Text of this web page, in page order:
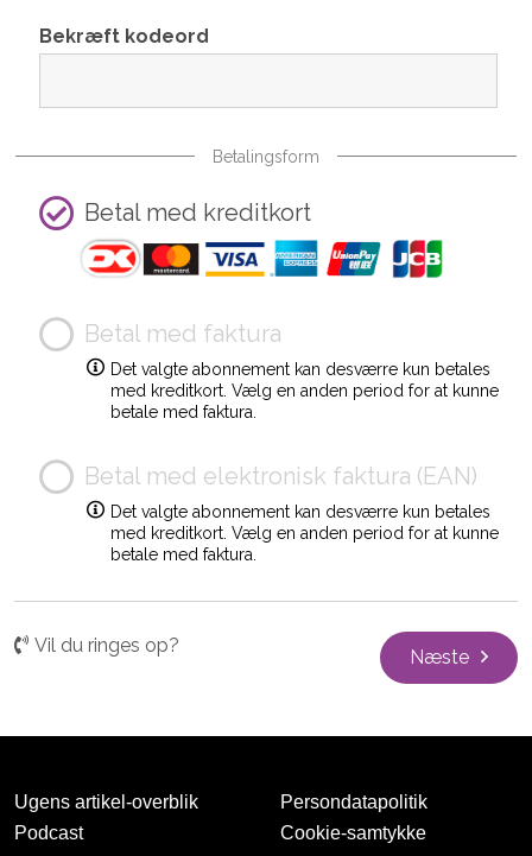
Bekræft kodeord
Betalingsform
Betal med kreditkort
Betal med faktura
Det valgte abonnement kan desværre kun betales
med kreditkort. Vælg en anden period for at kunne
betale med faktura.
Betal med elektronisk faktura (EAN)
Det valgte abonnement kan desværre kun betales
med kreditkort. Vælg en anden period for at kunne
betale med faktura.
Vil du ringes op?
Næste
Ugens artikel-overblik
Podcast
Persondatapolitik
Cookie-samtykke